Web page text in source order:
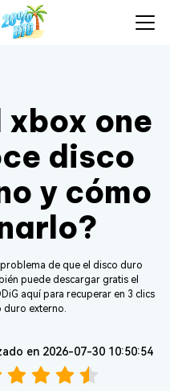
xbox one
disco
y cómo
de que el disco duro
puede descargar gratis el
aquí para recuperar en 3 clics
duro externo.
en 2026-07-30 10:50:54